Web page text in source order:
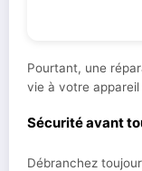
Pourtant, une
vie à votre appareil
Sécurité avant
Débranchez